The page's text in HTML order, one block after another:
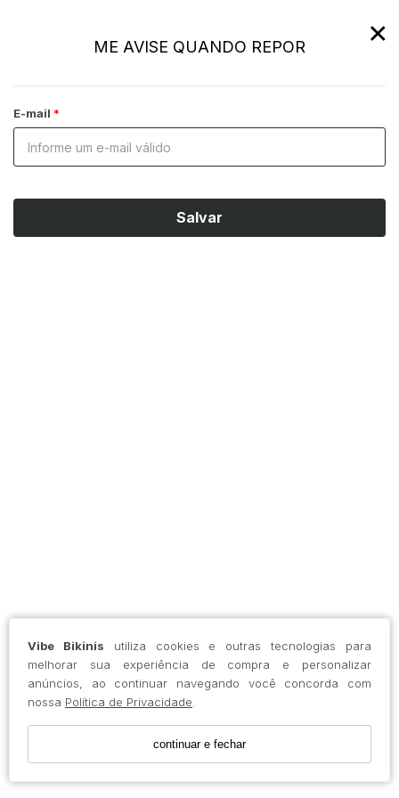
Vibe Bikinis utiliza cookies e outras tecnologias para
melhorar sua experiência de compra e personalizar
anúncios, ao continuar navegando você concorda com
nossa Política de Privacidade
continuar e fechar
×
ME AVISE QUANDO REPOR
E-mail
Salvar